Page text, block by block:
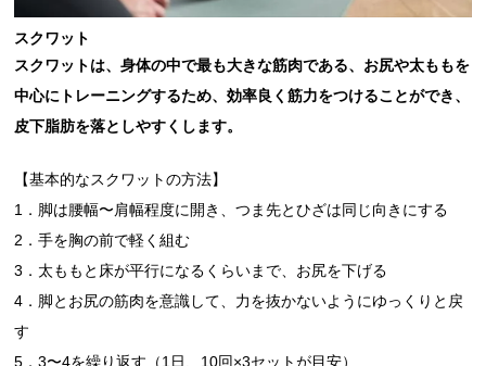
スクワット
スクワットは、身体の中で最も大きな筋肉である、お尻や太ももを
中心にトレーニングするため、効率良く筋力をつけることができ、
皮下脂肪を落としやすくします。
【基本的なスクワットの方法】
1．脚は腰幅〜肩幅程度に開き、つま先とひざは同じ向きにする
2．手を胸の前で軽く組む
3．太ももと床が平行になるくらいまで、お尻を下げる
4．脚とお尻の筋肉を意識して、力を抜かないようにゆっくりと戻
す
5．3〜4を繰り返す（1日、10回×3セットが目安）